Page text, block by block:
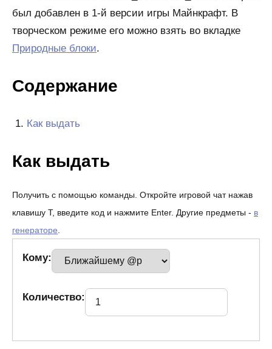
был добавлен в 1-й версии игры Майнкрафт. В
творческом режиме его можно взять во вкладке
Природные блоки.
Содержание
Как выдать
Как выдать
Получить с помощью команды. Откройте игровой чат нажав
клавишу T, введите код и нажмите Enter. Другие предметы - в
генераторе.
Кому:
Количество: